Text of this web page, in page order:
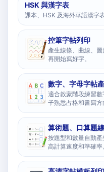
HSK 與漢字表
課本、HSK 及海外華語漢字表
控筆字帖列印
產生線條、曲線、
再開始寫好字。
數字、字母字帖
適合啟蒙階段練習
子熟悉占格和書寫方
算術題、口算題
按題型和數量自動
高計算速度和準確率